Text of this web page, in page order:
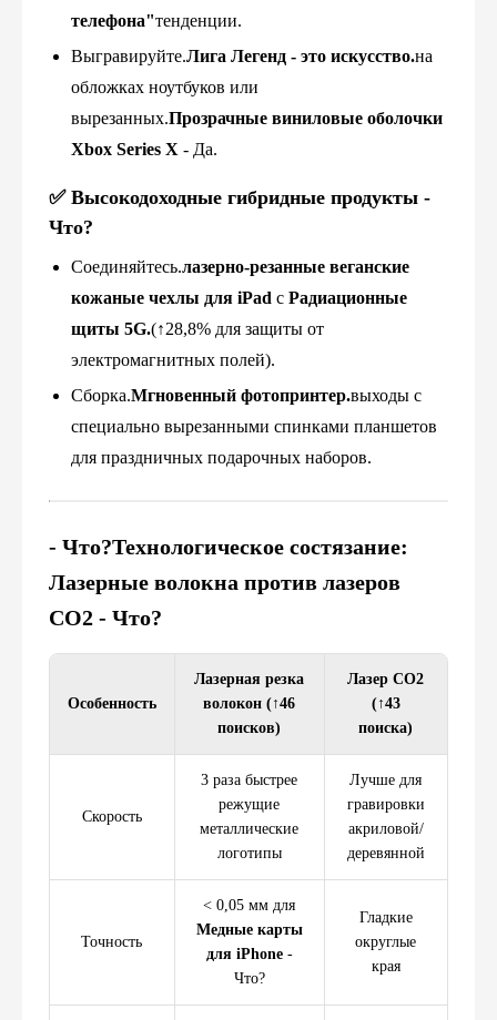
телефона"тенденции.
Выгравируйте.Лига Легенд - это искусство.на
обложках ноутбуков или
вырезанных.Прозрачные виниловые оболочки
Xbox Series X - Да.
✅ Высокодоходные гибридные продукты -
Что?
Соединяйтесь.лазерно-резанные веганские
кожаные чехлы для iPad с Радиационные
щиты 5G.(↑28,8% для защиты от
электромагнитных полей).
Сборка.Мгновенный фотопринтер.выходы с
специально вырезанными спинками планшетов
для праздничных подарочных наборов.
- Что?Технологическое состязание:
Лазерные волокна против лазеров
CO2 - Что?
Особенность
Лазерная резка
волокон (↑46
поисков)
Лазер CO2
(↑43
поиска)
Скорость
3 раза быстрее
режущие
металлические
логотипы
Лучше для
гравировки
акриловой/
деревянной
Точность
< 0,05 мм для
Медные карты
для iPhone -
Что?
Гладкие
округлые
края